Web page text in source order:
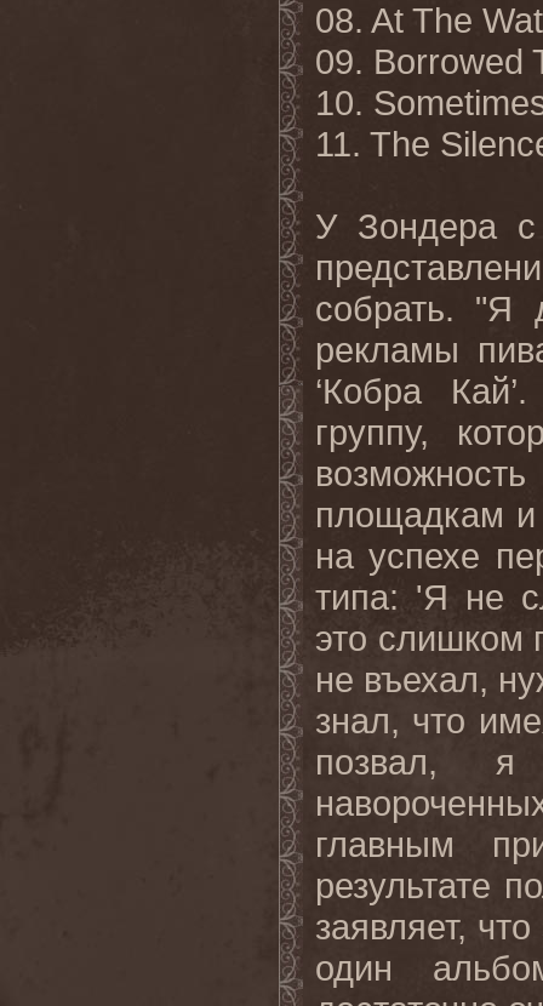
08. At The
09. Borrowed
10.
11. The
У Зондера с
собрать. "Я
рекламы
‘Кобра
группу,
площадкам и
на успехе
типа: 'Я не
это слишком
не въехал,
знал, что
позвал, я
главным
результате
заявляет,
один